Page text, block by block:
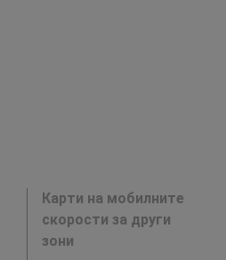
Карти на мобилните
скорости за други
зони